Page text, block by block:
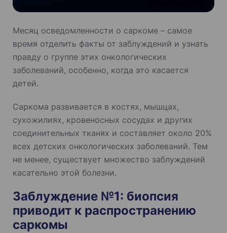
Месяц осведомленности о саркоме – самое
время отделить факты от заблуждений и узнать
правду о группе этих онкологических
заболеваний, особенно, когда это касается
детей.
Саркома развивается в костях, мышцах,
сухожилиях, кровеносных сосудах и других
соединительных тканях и составляет около 20%
всех детских онкологических заболеваний. Тем
не менее, существует множество заблуждений
касательно этой болезни.
Заблуждение №1: биопсия
приводит к распространению
саркомы